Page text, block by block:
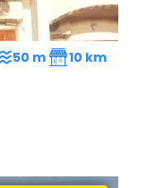
50 m 10 km